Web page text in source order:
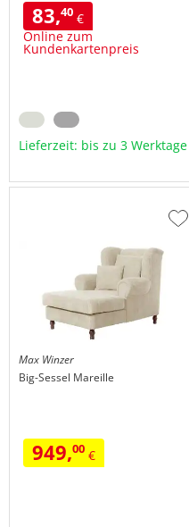
83,40 €
Online zum
Kundenkartenpreis
Lieferzeit: bis zu 3 Werktage
Max Winzer
Big-Sessel Mareille
949,00 €
Zur